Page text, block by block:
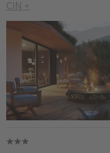
CIN +